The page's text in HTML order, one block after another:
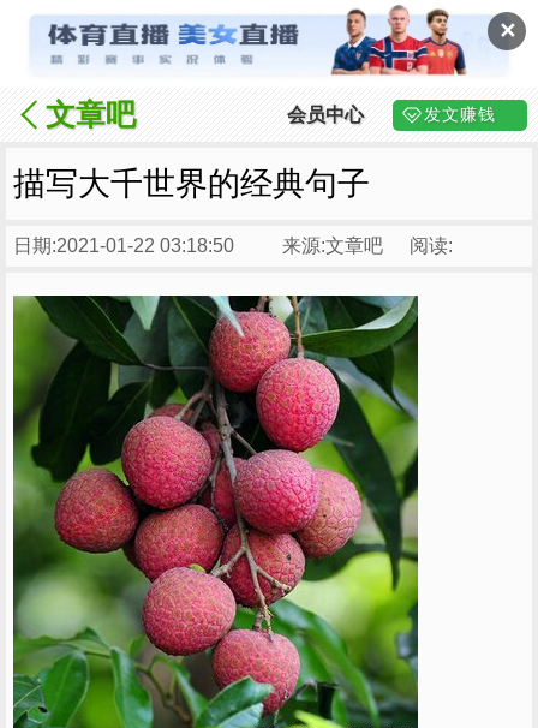
✕
文章吧 会员中心 发文赚钱
描写大千世界的经典句子
日期:2021-01-22 03:18:50 来源:文章吧 阅读: